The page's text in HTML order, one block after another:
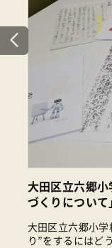
大田区立六郷
づくりについて」
大田区立六郷小
り”をするにはど